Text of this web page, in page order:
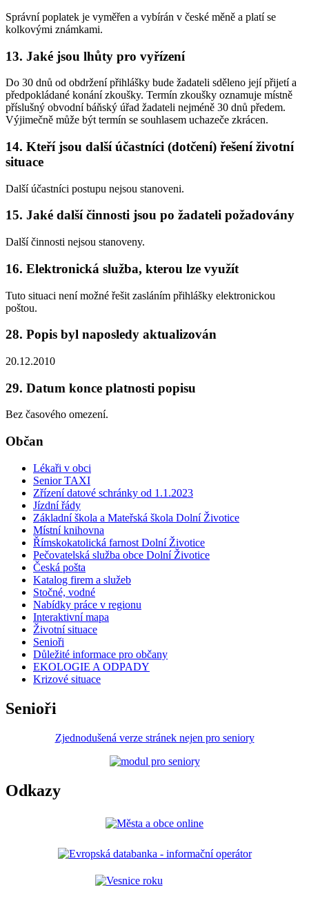
Správní poplatek je vyměřen a vybírán v české měně a platí se
kolkovými známkami.
13. Jaké jsou lhůty pro vyřízení
Do 30 dnů od obdržení přihlášky bude žadateli sděleno její přijetí a
předpokládané konání zkoušky. Termín zkoušky oznamuje místně
příslušný obvodní báňský úřad žadateli nejméně 30 dnů předem.
Výjimečně může být termín se souhlasem uchazeče zkrácen.
14. Kteří jsou další účastníci (dotčení) řešení životní
situace
Další účastníci postupu nejsou stanoveni.
15. Jaké další činnosti jsou po žadateli požadovány
Další činnosti nejsou stanoveny.
16. Elektronická služba, kterou lze využít
Tuto situaci není možné řešit zasláním přihlášky elektronickou
poštou.
28. Popis byl naposledy aktualizován
20.12.2010
29. Datum konce platnosti popisu
Bez časového omezení.
Občan
Lékaři v obci
Senior TAXI
Zřízení datové schránky od 1.1.2023
Jízdní řády
Základní škola a Mateřská škola Dolní Životice
Místní knihovna
Římskokatolická farnost Dolní Životice
Pečovatelská služba obce Dolní Životice
Česká pošta
Katalog firem a služeb
Stočné, vodné
Nabídky práce v regionu
Interaktivní mapa
Životní situace
Senioři
Důležité informace pro občany
EKOLOGIE A ODPADY
Krizové situace
Senioři
Zjednodušená verze stránek nejen pro seniory
Odkazy